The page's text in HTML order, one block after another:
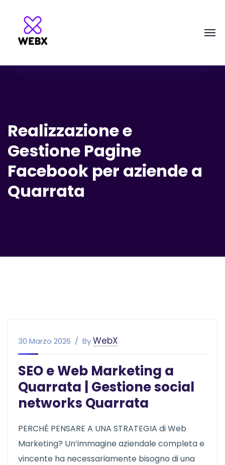
Realizzazione e
Gestione Pagine
Facebook per aziende a
Quarrata
30 Marzo 2026 ByWebX
SEO e Web Marketing a
Quarrata | Gestione social
networks Quarrata
PERCHÉ PENSARE A UNA STRATEGIA di Web
Marketing? Un’immagine aziendale completa e
vincente ha necessariamente bisogno di una